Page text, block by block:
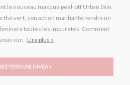
le nouveau masque peel-off Urban Skin
thé vert, son action matifiante rendra un
toutes les impuretés. Comment
sur... Lire plus »
TESTEUSE NIVEA »